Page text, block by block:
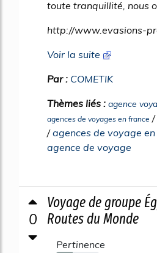
toute tranquillité, nous
http://www.evasions-
Voir la suite
Par : COMETIK
Thèmes liés : agence
agences de voyages en france /
/agences de voyage
agence de voyage
0
Voyage de groupe
Routes du Monde
Pertinence